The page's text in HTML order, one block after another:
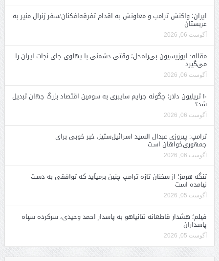
ایران؛ واکنش ترامپ و معاونش به اقدام تفرقه‌افکنان/سفر ژنرال منیر به
عربستان
آگوست 06, 2026
مقاله: اپوزیسیون بی‌راه‌حل؛ وقتی دشمنی با پهلوی جای نجات ایران را
می‌گیرد
آگوست 06, 2026
۱۰ تریلیون دلار؛ چگونه جرایم سایبری به سومین اقتصاد بزرگ جهان تبدیل
شد؟
آگوست 06, 2026
ترامپ: پیروزی عبدال السید اسرائیل‌ستیز، خبر خوبی برای
جمهوری‌خواهان است
آگوست 06, 2026
تنگه هرمز؛ از سخنان تازه ترامپ چنین برمیآید که توافقی به دست
نیامده است
آگوست 05, 2026
فیلم؛ هشدار قاطعانه نتانیاهو به پاسدار احمد وحیدی، سرکرده سپاه
پاسداران
آگوست 05, 2026